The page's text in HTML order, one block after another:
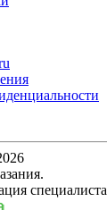
специалиста